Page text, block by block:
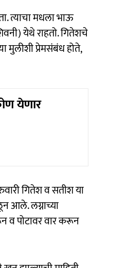
त्याचा मधला भाऊ
येथे राहतो. गितेशचे
मुलीशी प्रेमसंबंध होते,
येणार
गितेश व सतीश या
आले. लग्नाच्या
व पोटावर वार करून